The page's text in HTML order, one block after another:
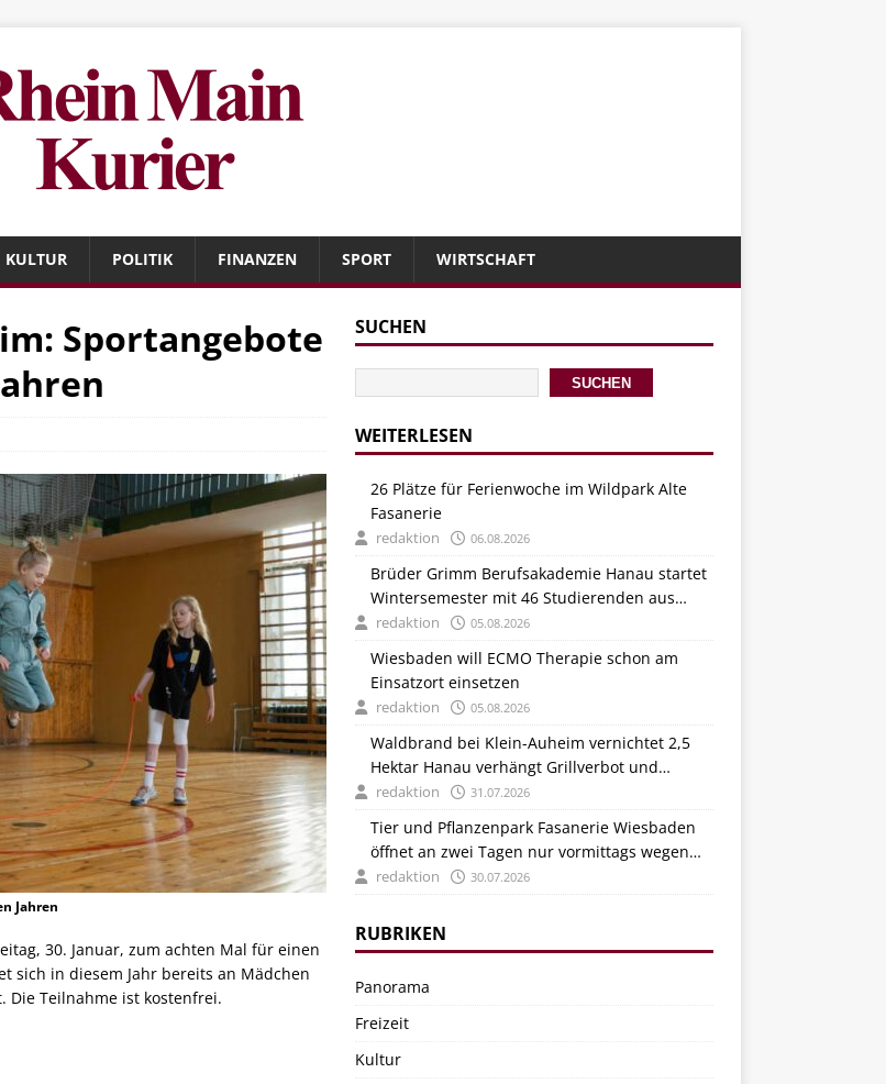
KULTUR POLITIK FINANZEN SPORT WIRTSCHAFT
Sportangebote
Jahren
30. Januar, zum achten Mal für einen
sich in diesem Jahr bereits an Mädchen
Die Teilnahme ist kostenfrei.
SUCHEN
SUCHEN
WEITERLESEN
26 Plätze für Ferienwoche im Wildpark Alte
Fasanerie
redaktion 06.08.2026
Brüder Grimm Berufsakademie Hanau startet
Wintersemester mit 46 Studierenden aus
Deutschland und Italien
redaktion 05.08.2026
Wiesbaden will ECMO Therapie schon am
Einsatzort einsetzen
redaktion 05.08.2026
Waldbrand bei Klein-Auheim vernichtet 2,5
Hektar Hanau verhängt Grillverbot und
verstärkt Kontrollen
redaktion 31.07.2026
Tier und Pflanzenpark Fasanerie Wiesbaden
öffnet an zwei Tagen nur vormittags wegen
Hitzewelle
redaktion 30.07.2026
RUBRIKEN
Panorama
Freizeit
Kultur